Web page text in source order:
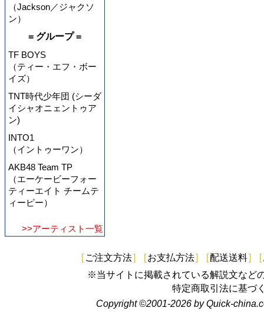
（Jackson／ジャクソ
ン）
= グループ =
TF BOYS
（ティー・エフ・ボー
イズ）
TNT時代少年団 (シーダ
イシャオニェントゥア
ン)
INTO1
（イントゥーワン）
AKB48 Team TP
（エーケービーフォー
ティーエイト チームテ
ィーピー）
>>アーティスト一覧
[ ご注文方法] [お支払方法] [配送送料] [
※当サイトに掲載されている解説文など
特定商取引法に基づ
Copyright ©2001-2026 by Quick-